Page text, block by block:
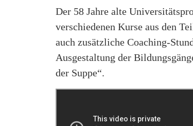
Der 58 Jahre alte
verschiedenen Kurse aus den
auch zusätzliche Coaching-
Ausgestaltung der
der Suppe“.